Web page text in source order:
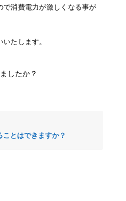
で消費電力が激しくなる事が
たします。
したか？
とはできますか？